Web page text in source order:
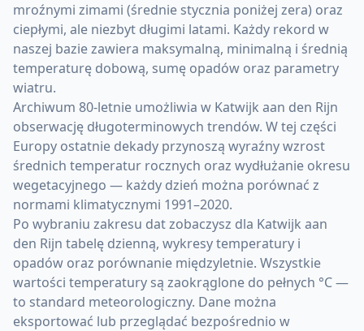
mroźnymi zimami (średnie stycznia poniżej zera) oraz
ciepłymi, ale niezbyt długimi latami. Każdy rekord w
naszej bazie zawiera maksymalną, minimalną i średnią
temperaturę dobową, sumę opadów oraz parametry
wiatru.
Archiwum 80-letnie umożliwia w Katwijk aan den Rijn
obserwację długoterminowych trendów. W tej części
Europy ostatnie dekady przynoszą wyraźny wzrost
średnich temperatur rocznych oraz wydłużanie okresu
wegetacyjnego — każdy dzień można porównać z
normami klimatycznymi 1991–2020.
Po wybraniu zakresu dat zobaczysz dla Katwijk aan
den Rijn tabelę dzienną, wykresy temperatury i
opadów oraz porównanie międzyletnie. Wszystkie
wartości temperatury są zaokrąglone do pełnych °C —
to standard meteorologiczny. Dane można
eksportować lub przeglądać bezpośrednio w